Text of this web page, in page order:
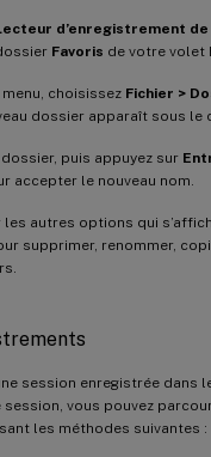
d’enregistrement
Favoris de votre volet
choisissez Fichier >
dossier apparaît sous le
puis appuyez sur
accepter le nouveau nom.
autres options qui
supprimer, renommer,
session enregistrée dans
session, vous pouvez
les méthodes suivantes :